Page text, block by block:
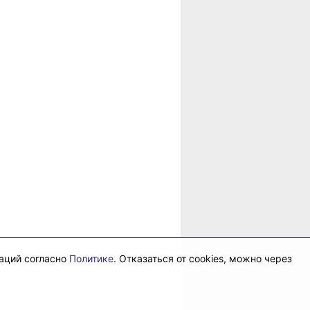
согласно Политике. Отказаться от cookies, можно через